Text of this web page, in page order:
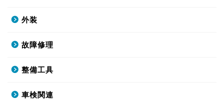
外装
故障修理
整備工具
車検関連